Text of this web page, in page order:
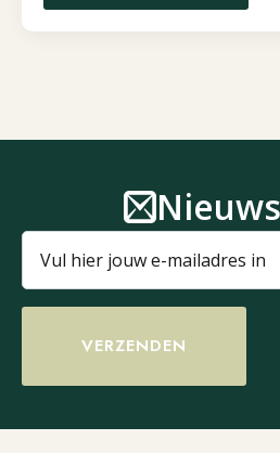
VERZENDEN